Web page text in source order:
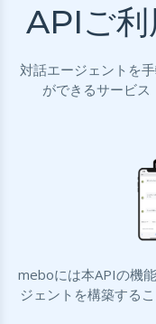
APIご利
対話エージェントを
ができるサービス
meboには本APIの機
ジェントを構築する